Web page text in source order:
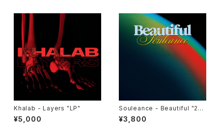
Khalab - Layers "LP"
¥5,000
Souleance - Beautiful "2L
P"
¥3,800